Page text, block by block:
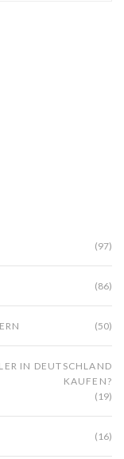
(97)
(86)
(50)
IN DEUTSCHLAND
KAUFEN?
(19)
(16)